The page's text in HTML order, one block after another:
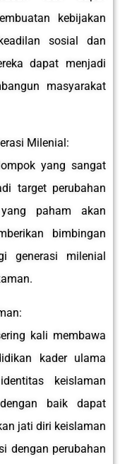
kebijakan
sosial dan
dapat menjadi
masyarakat
Milenial:
yang sangat
target perubahan
paham akan
bimbingan
generasi milenial
kali membawa
kader ulama
keislaman
baik dapat
jati diri keislaman
dengan perubahan